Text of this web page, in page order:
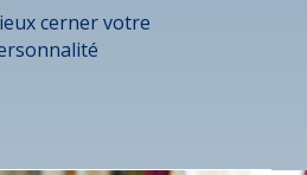
cerner votre